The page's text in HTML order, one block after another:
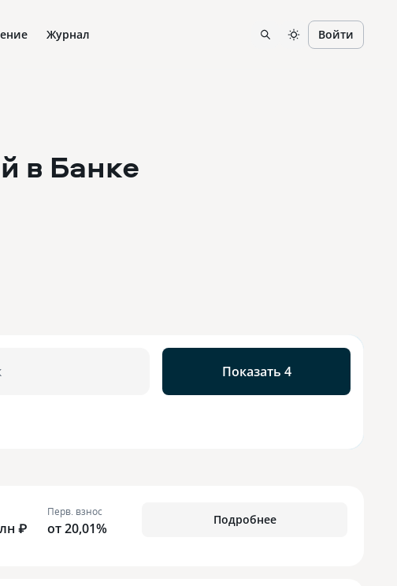
Журнал Войти
в Банке
Показать 4
₽
Перв. взнос
от 20,01%
Подробнее